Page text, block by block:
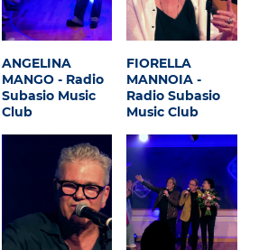
ANGELINA
MANGO - Radio
Subasio Music
Club
FIORELLA
MANNOIA -
Radio Subasio
Music Club